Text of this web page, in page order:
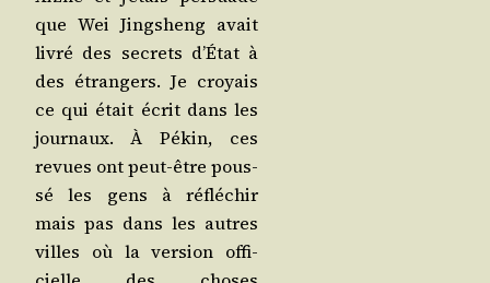
que Wei Jing­sheng avait
livré des secrets d’É­tat à
des étran­gers. Je croyais
ce qui était écrit dans les
jour­naux. À Pékin, ces
revues ont peut-être pous­
sé les gens à réflé­chir
mais pas dans les autres
villes où la ver­sion offi­